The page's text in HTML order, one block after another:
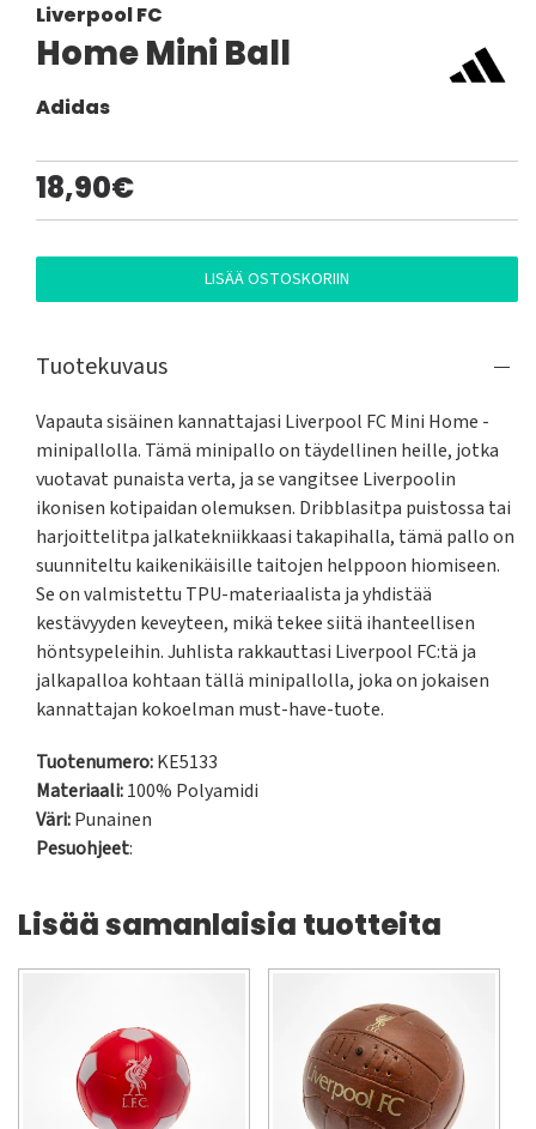
Liverpool FC
Home Mini Ball
Adidas
18,90€
LISÄÄ OSTOSKORIIN
Tuotekuvaus
Vapauta sisäinen kannattajasi Liverpool FC Mini Home -
minipallolla. Tämä minipallo on täydellinen heille, jotka
vuotavat punaista verta, ja se vangitsee Liverpoolin
ikonisen kotipaidan olemuksen. Dribblasitpa puistossa tai
harjoittelitpa jalkatekniikkaasi takapihalla, tämä pallo on
suunniteltu kaikenikäisille taitojen helppoon hiomiseen.
Se on valmistettu TPU-materiaalista ja yhdistää
kestävyyden keveyteen, mikä tekee siitä ihanteellisen
höntsypeleihin. Juhlista rakkauttasi Liverpool FC:tä ja
jalkapalloa kohtaan tällä minipallolla, joka on jokaisen
kannattajan kokoelman must-have-tuote.
Tuotenumero:KE5133
Materiaali:100% Polyamidi
Väri:Punainen
Pesuohjeet:
Lisää samanlaisia tuotteita